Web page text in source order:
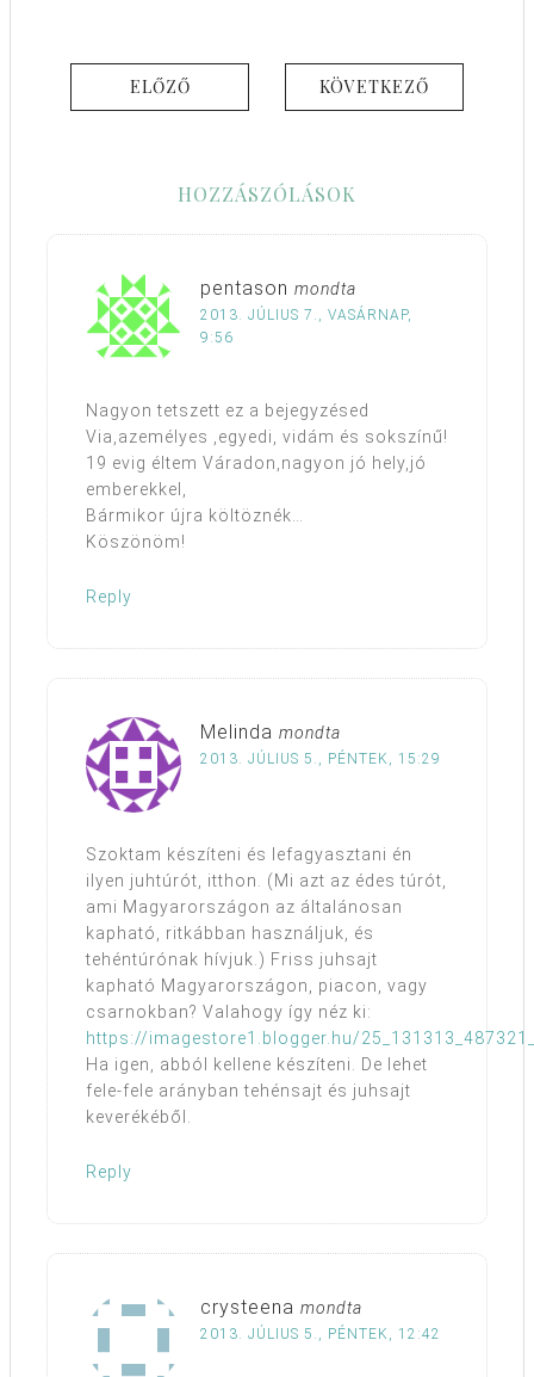
ELŐZŐ KÖVETKEZŐ
HOZZÁSZÓLÁSOK
pentason mondta
2013. JÚLIUS 7., VASÁRNAP,
9:56
Nagyon tetszett ez a bejegyzésed
Via,azemélyes ,egyedi, vidám és sokszínű!
19 evig éltem Váradon,nagyon jó hely,jó
emberekkel,
Bármikor újra költöznék…
Köszönöm!
Reply
Melinda mondta
2013. JÚLIUS 5., PÉNTEK, 15:29
Szoktam készíteni és lefagyasztani én
ilyen juhtúrót, itthon. (Mi azt az édes túrót,
ami Magyarországon az általánosan
kapható, ritkábban használjuk, és
tehéntúrónak hívjuk.) Friss juhsajt
kapható Magyarországon, piacon, vagy
csarnokban? Valahogy így néz ki:
https://imagestore1.blogger.hu/
Ha igen, abból kellene készíteni. De lehet
fele-fele arányban tehénsajt és juhsajt
keverékéből.
Reply
crysteena mondta
2013. JÚLIUS 5., PÉNTEK, 12:42